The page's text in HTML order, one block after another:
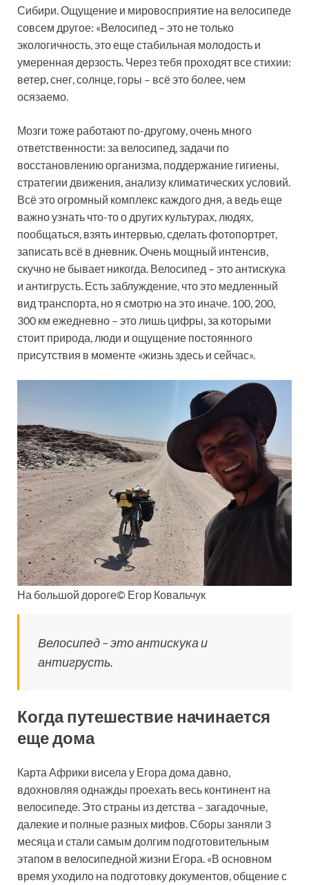
Сибири. Ощущение и мировосприятие на велосипеде
совсем другое: «Велосипед – это не только
экологичность, это еще стабильная молодость и
умеренная дерзость. Через тебя проходят все стихии:
ветер, снег, солнце, горы – всё это более, чем
осязаемо.
Мозги тоже работают по-другому, очень много
ответственности: за велосипед, задачи по
восстановлению организма, поддержание гигиены,
стратегии движения, анализу климатических условий.
Всё это огромный комплекс каждого дня, а ведь еще
важно узнать что-то о других культурах, людях,
пообщаться, взять интервью, сделать фотопортрет,
записать всё в дневник. Очень мощный интенсив,
скучно не бывает никогда. Велосипед – это антискука
и антигрусть. Есть заблуждение, что это медленный
вид транспорта, но я смотрю на это иначе. 100, 200,
300 км ежедневно – это лишь цифры, за которыми
стоит природа, люди и ощущение постоянного
присутствия в моменте «жизнь здесь и сейчас».
На большой дороге© Егор Ковальчук
Велосипед – это антискука и
антигрусть.
Когда путешествие начинается
еще дома
Карта Африки висела у Егора дома давно,
вдохновляя однажды проехать весь континент на
велосипеде. Это страны из детства – загадочные,
далекие и полные разных мифов. Сборы заняли 3
месяца и стали самым долгим подготовительным
этапом в велосипедной жизни Егора. «В основном
время уходило на подготовку документов, общение с